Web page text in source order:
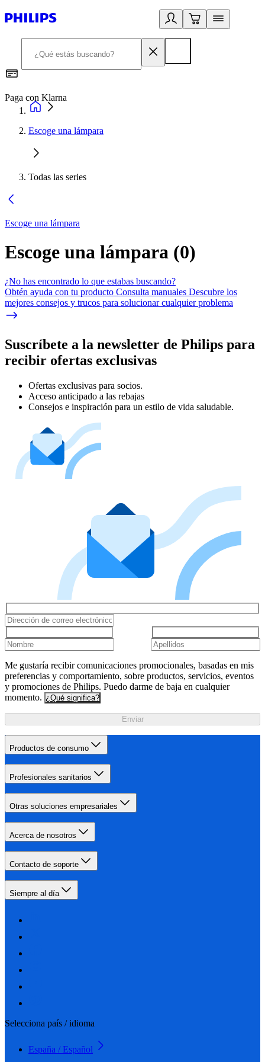
Paga con Klarna
Escoge una lámpara
Todas las series
Escoge una lámpara
Escoge una lámpara (0)
¿No has encontrado lo que estabas buscando?
Obtén ayuda con tu producto Consulta manuales Descubre los
mejores consejos y trucos para solucionar cualquier problema
Suscríbete a la newsletter de Philips para
recibir ofertas exclusivas
Ofertas exclusivas para socios.
Acceso anticipado a las rebajas
Consejos e inspiración para un estilo de vida saludable.
Me gustaría recibir comunicaciones promocionales, basadas en mis
preferencias y comportamiento, sobre productos, servicios, eventos
y promociones de Philips. Puedo darme de baja en cualquier
momento. ¿Qué significa?
Enviar
Productos de consumo
Profesionales sanitarios
Otras soluciones empresariales
Acerca de nosotros
Contacto de soporte
Siempre al día
Selecciona país / idioma
España / Español